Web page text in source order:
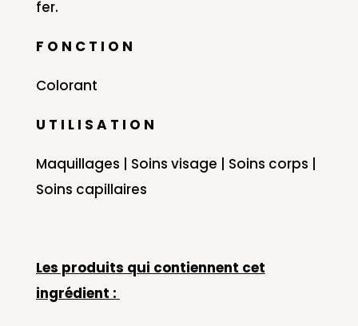
fer.
F O N C T I O N
Colorant
U T I L I S A T I O N
Maquillages | Soins visage | Soins corps |
Soins capillaires
Les produits qui contiennent cet
ingrédient :